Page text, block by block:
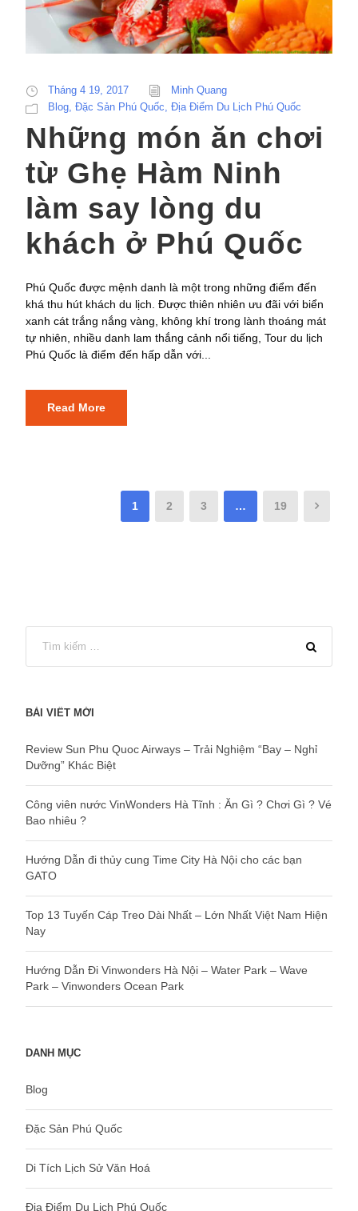
Tháng 4 19, 2017
Minh Quang
Blog, Đặc Sản Phú Quốc, Địa Điểm Du Lịch Phú Quốc
Những món ăn chơi
từ Ghẹ Hàm Ninh
làm say lòng du
khách ở Phú Quốc
Phú Quốc được mệnh danh là một trong những điểm đến
khá thu hút khách du lịch. Được thiên nhiên ưu đãi với biển
xanh cát trắng nắng vàng, không khí trong lành thoáng mát
tự nhiên, nhiều danh lam thắng cảnh nổi tiếng, Tour du lịch
Phú Quốc là điểm đến hấp dẫn với...
Read More
1 2 3 … 19
BÀI VIẾT MỚI
Review Sun Phu Quoc Airways – Trải Nghiệm “Bay – Nghỉ
Dưỡng” Khác Biệt
Công viên nước VinWonders Hà Tĩnh : Ăn Gì ? Chơi Gì ? Vé
Bao nhiêu ?
Hướng Dẫn đi thủy cung Time City Hà Nội cho các bạn
GATO
Top 13 Tuyến Cáp Treo Dài Nhất – Lớn Nhất Việt Nam Hiện
Nay
Hướng Dẫn Đi Vinwonders Hà Nội – Water Park – Wave
Park – Vinwonders Ocean Park
DANH MỤC
Blog
Đặc Sản Phú Quốc
Di Tích Lịch Sử Văn Hoá
Địa Điểm Du Lịch Phú Quốc